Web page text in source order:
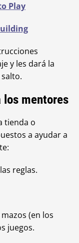
Play
y les dará la
mentores
tienda o
a ayudar a
reglas.
(en los
juegos.